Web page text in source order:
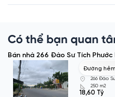
Có thể bạn quan
Bán nhà 266 Đào Sư Tích Phước
Đường hẻm
266 Đào
250 m2
18,60 Tỷ